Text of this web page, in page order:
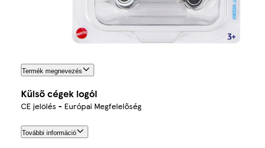
Termék megnevezés
Külső cégek logói
CE jelölés - Európai Megfelelőség
További információ